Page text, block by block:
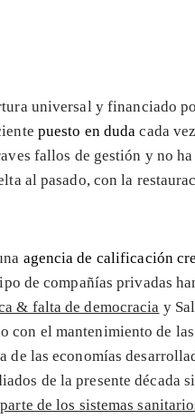
universal y financiado
puesto en duda cada
fallos de gestión y no
al pasado, con la
agencia de calificación
de compañías privadas
& falta de democracia y
con el mantenimiento de
de las economías
de la presente década
de los sistemas